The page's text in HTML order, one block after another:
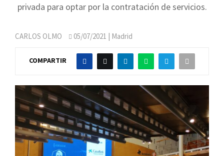
privada para optar por la contratación de servicios.
CARLOS OLMO 05/07/2021 | Madrid
COMPARTIR